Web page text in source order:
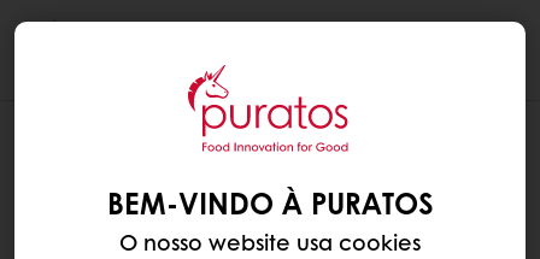
QUAIS OS MÉTODOS DE PAGAMENTO
ACEITAM?
Se já comprou da Puratos antes, pode usar
BEM-VINDO À PURATOS
O nosso website usa cookies